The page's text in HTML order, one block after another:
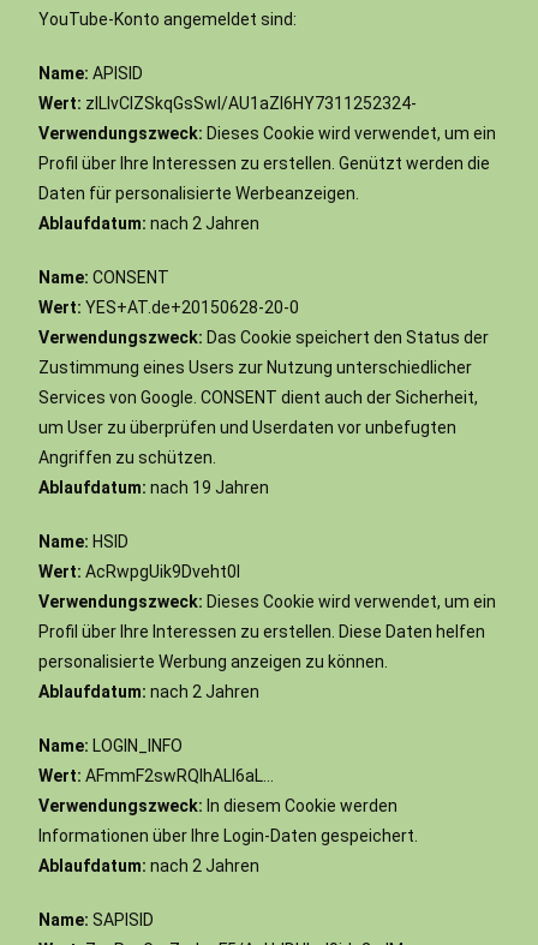
YouTube-Konto angemeldet sind:
Name: APISID
Wert: zILlvClZSkqGsSwI/AU1aZI6HY7311252324-
Verwendungszweck: Dieses Cookie wird verwendet, um ein
Profil über Ihre Interessen zu erstellen. Genützt werden die
Daten für personalisierte Werbeanzeigen.
Ablaufdatum: nach 2 Jahren
Name: CONSENT
Wert: YES+AT.de+20150628-20-0
Verwendungszweck: Das Cookie speichert den Status der
Zustimmung eines Users zur Nutzung unterschiedlicher
Services von Google. CONSENT dient auch der Sicherheit,
um User zu überprüfen und Userdaten vor unbefugten
Angriffen zu schützen.
Ablaufdatum:nach 19 Jahren
Name: HSID
Wert: AcRwpgUik9Dveht0I
Verwendungszweck: Dieses Cookie wird verwendet, um ein
Profil über Ihre Interessen zu erstellen. Diese Daten helfen
personalisierte Werbung anzeigen zu können.
Ablaufdatum: nach 2 Jahren
Name: LOGIN_INFO
Wert: AFmmF2swRQIhALl6aL…
Verwendungszweck: In diesem Cookie werden
Informationen über Ihre Login-Daten gespeichert.
Ablaufdatum: nach 2 Jahren
Name: SAPISID